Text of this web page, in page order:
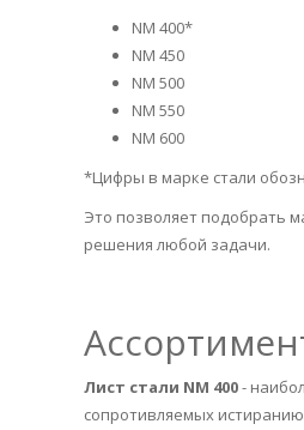
NM 400*
NM 450
NM 500
NM 550
NM 600
*Цифры в марке стали
Это позволяет подобрать
решения любой задачи.
Лист стали NM 400-
сопротивляемых